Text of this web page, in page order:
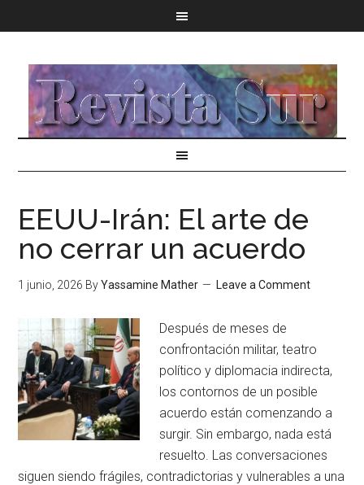
EEUU-Irán: El arte de
no cerrar un acuerdo
1 junio, 2026 ByYassamine Mather Leave a Comment
Después de meses de
confrontación militar, teatro
político y diplomacia indirecta,
los contornos de un posible
acuerdo están comenzando a
surgir. Sin embargo, nada está
resuelto. Las conversaciones
siguen siendo frágiles, contradictorias y vulnerables a una